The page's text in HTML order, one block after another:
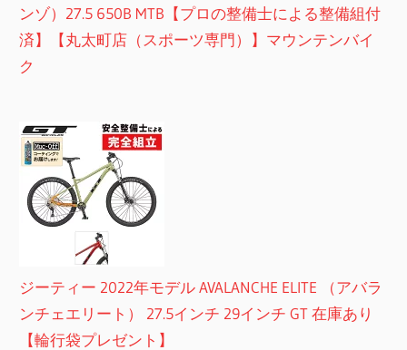
ンゾ）27.5 650B MTB【プロの整備士による整備組付
済】【丸太町店（スポーツ専門）】マウンテンバイ
ク
ジーティー 2022年モデル AVALANCHE ELITE （アバラ
ンチェエリート） 27.5インチ 29インチ GT 在庫あり
【輪行袋プレゼント】